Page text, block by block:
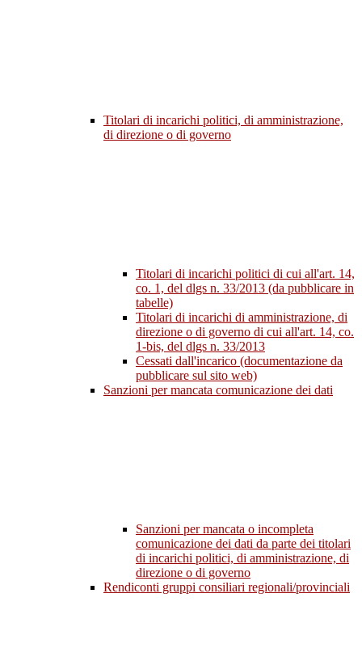
Titolari di incarichi politici, di amministrazione,
di direzione o di governo
Titolari di incarichi politici di cui all'art. 14,
co. 1, del dlgs n. 33/2013 (da pubblicare in
tabelle)
Titolari di incarichi di amministrazione, di
direzione o di governo di cui all'art. 14, co.
1-bis, del dlgs n. 33/2013
Cessati dall'incarico (documentazione da
pubblicare sul sito web)
Sanzioni per mancata comunicazione dei dati
Sanzioni per mancata o incompleta
comunicazione dei dati da parte dei titolari
di incarichi politici, di amministrazione, di
direzione o di governo
Rendiconti gruppi consiliari regionali/provinciali